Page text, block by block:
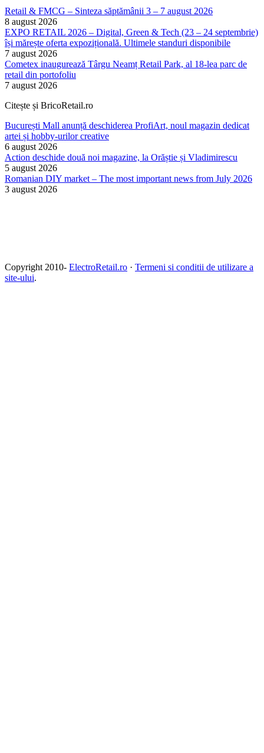
Retail & FMCG – Sinteza săptămânii 3 – 7 august 2026
8 august 2026
EXPO RETAIL 2026 – Digital, Green & Tech (23 – 24 septembrie)
își mărește oferta expozițională. Ultimele standuri disponibile
7 august 2026
Cometex inaugurează Târgu Neamț Retail Park, al 18-lea parc de
retail din portofoliu
7 august 2026
Citește și BricoRetail.ro
București Mall anunță deschiderea ProfiArt, noul magazin dedicat
artei și hobby-urilor creative
6 august 2026
Action deschide două noi magazine, la Orăștie și Vladimirescu
5 august 2026
Romanian DIY market – The most important news from July 2026
3 august 2026
Copyright 2010- ElectroRetail.ro · Termeni si conditii de utilizare a
site-ului.